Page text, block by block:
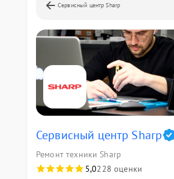
Сервисный центр Sharp
Сервисный центр Sharp
Ремонт техники Sharp
5,0228 оценки